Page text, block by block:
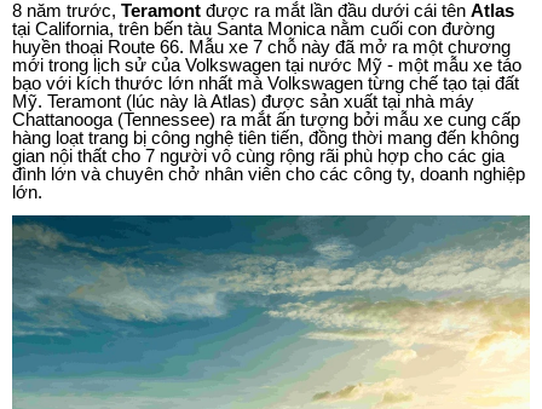
8 năm trước, Teramont được ra mắt lần đầu dưới cái tên Atlas
tại California, trên bến tàu Santa Monica nằm cuối con đường
huyền thoại Route 66. Mẫu xe 7 chỗ này đã mở ra một chương
mới trong lịch sử của Volkswagen tại nước Mỹ - một mẫu xe táo
bạo với kích thước lớn nhất mà Volkswagen từng chế tạo tại đất
Mỹ. Teramont (lúc này là Atlas) được sản xuất tại nhà máy
Chattanooga (Tennessee) ra mắt ấn tượng bởi mẫu xe cung cấp
hàng loạt trang bị công nghệ tiên tiến, đồng thời mang đến không
gian nội thất cho 7 người vô cùng rộng rãi phù hợp cho các gia
đình lớn và chuyên chở nhân viên cho các công ty, doanh nghiệp
lớn.